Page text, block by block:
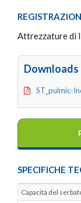
Attrezzature di
Downloads
ST_pulmic-
SPECIFICHE
Capacità del